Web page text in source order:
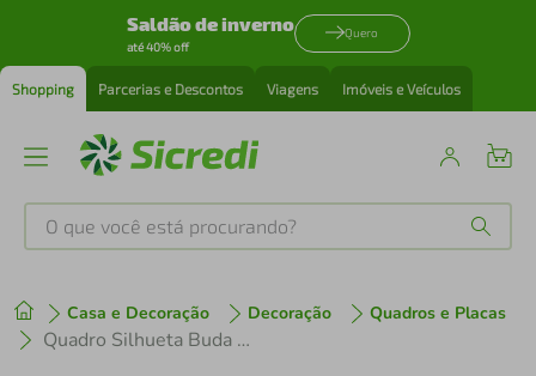
Saldão de inverno
até 40% off
Quero
Shopping Parcerias e Descontos Viagens Imóveis e Veículos
O que você está procurando?
Casa e Decoração Decoração Quadros e Placas
Quadro Silhueta Buda Meditando 100x70 Sem Moldura
1º tenis